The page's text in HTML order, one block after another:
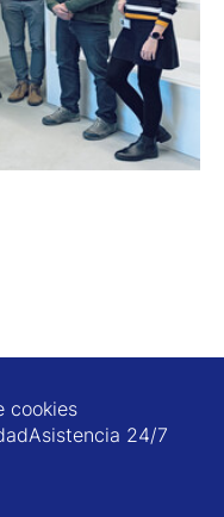
cookies
Asistencia 24/7